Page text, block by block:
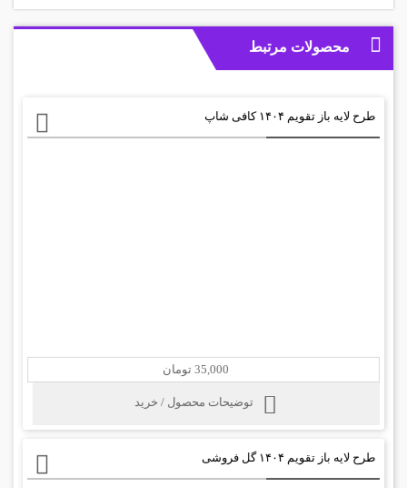
محصولات مرتبط
طرح لایه باز تقویم ۱۴۰۴ کافی شاپ
35,000 تومان
توضیحات محصول / خرید
طرح لایه باز تقویم ۱۴۰۴ گل فروشی